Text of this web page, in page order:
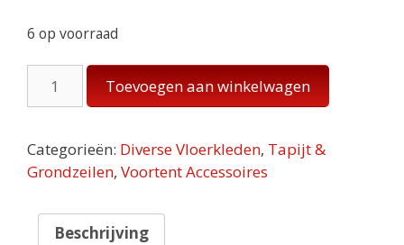
6 op voorraad
Campooz
Buitenmat
210
x
aantal
Toevoegen aan winkelwagen
Categorieën: Diverse Vloerkleden, Tapijt &
Grondzeilen, Voortent Accessoires
Beschrijving